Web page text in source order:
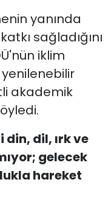
yanında
sağladığını
iklim
akademik
dil, ırk ve
gelecek
hareket